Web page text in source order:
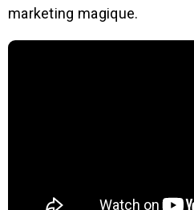
marketing magique.